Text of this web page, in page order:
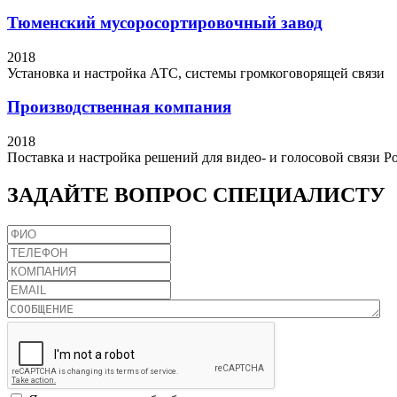
Тюменский мусоросортировочный завод
2018
Установка и настройка АТС, системы громкоговорящей связи
Производственная компания
2018
Поставка и настройка решений для видео- и голосовой связи
ЗАДАЙТЕ ВОПРОС СПЕЦИАЛИСТУ